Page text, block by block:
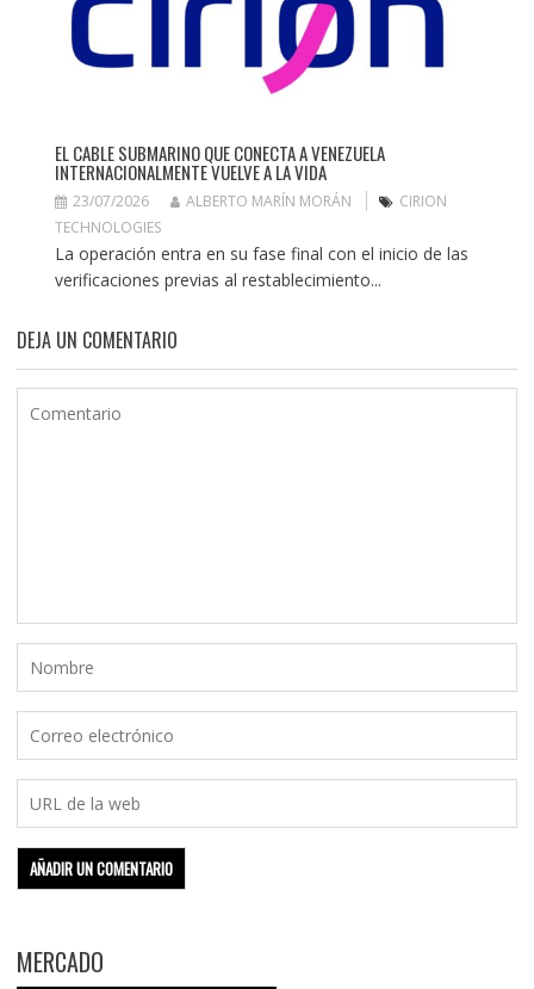
EL CABLE SUBMARINO QUE CONECTA A VENEZUELA
INTERNACIONALMENTE VUELVE A LA VIDA
23/07/2026 ALBERTO MARÍN MORÁN
CIRION
TECHNOLOGIES
La operación entra en su fase final con el inicio de las
verificaciones previas al restablecimiento...
DEJA UN COMENTARIO
MERCADO